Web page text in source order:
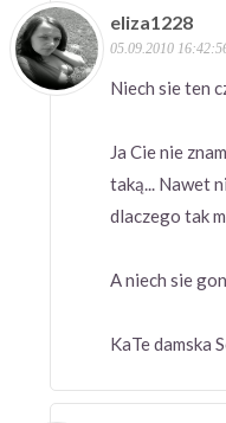
eliza1228
05.09.2010
Niech sie ten
Ja Cie nie
taką... Nawet
dlaczego tak
A niech sie
KaTe